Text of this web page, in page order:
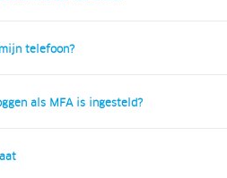
telefoon?
als MFA is ingesteld?